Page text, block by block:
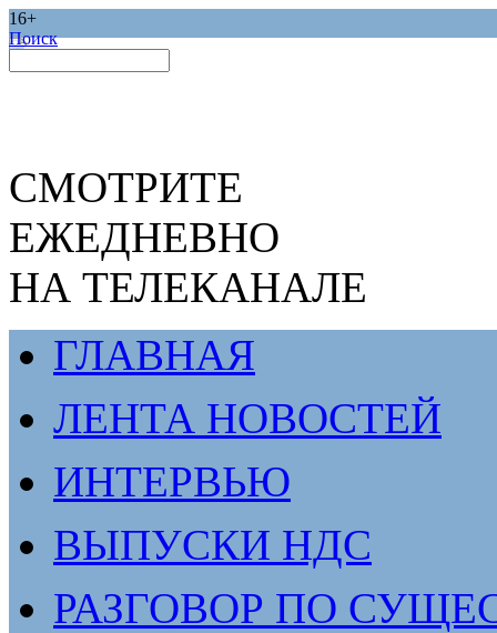
16+
Поиск
СМОТРИТЕ
ЕЖЕДНЕВНО
НА ТЕЛЕКАНАЛЕ
ГЛАВНАЯ
ЛЕНТА НОВОСТЕЙ
ИНТЕРВЬЮ
ВЫПУСКИ НДС
РАЗГОВОР ПО